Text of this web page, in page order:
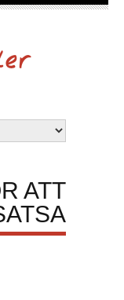
ATT